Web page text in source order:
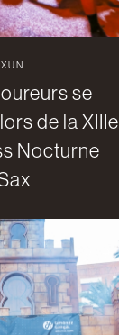
se
de la XIIIe
Nocturne